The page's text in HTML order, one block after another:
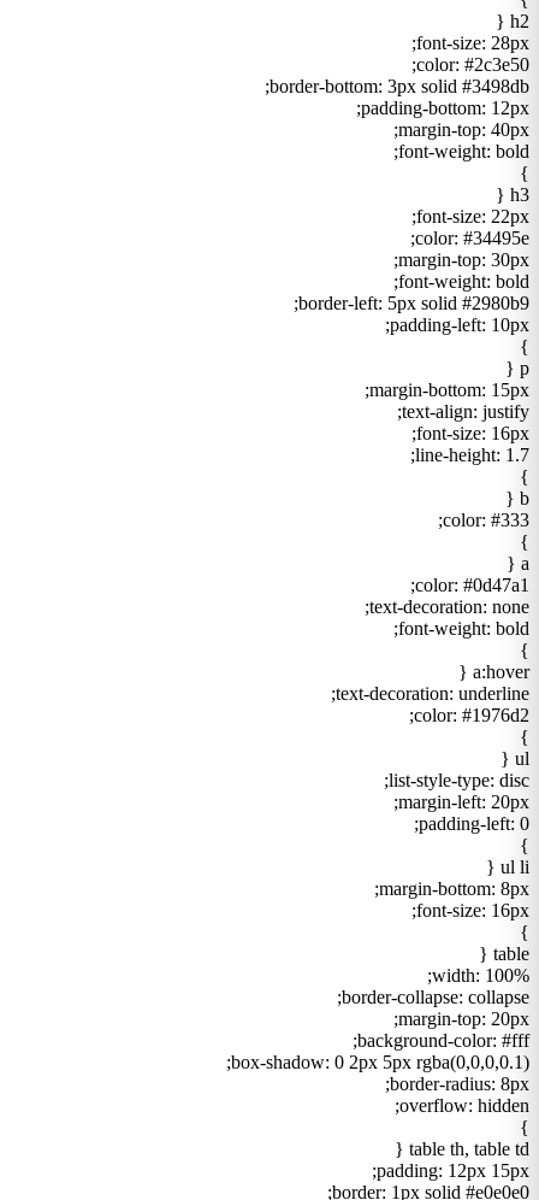
h2 {
font-size: 28px;
color: #2c3e50;
border-bottom: 3px solid #3498db;
padding-bottom: 12px;
margin-top: 40px;
font-weight: bold;
}
h3 {
font-size: 22px;
color: #34495e;
margin-top: 30px;
font-weight: bold;
border-left: 5px solid #2980b9;
padding-left: 10px;
}
p {
margin-bottom: 15px;
text-align: justify;
font-size: 16px;
line-height: 1.7;
}
b {
color: #333;
}
a {
color: #0d47a1;
text-decoration: none;
font-weight: bold;
}
a:hover {
text-decoration: underline;
color: #1976d2;
}
ul {
list-style-type: disc;
margin-left: 20px;
padding-left: 0;
}
ul li {
margin-bottom: 8px;
font-size: 16px;
}
table {
width: 100%;
border-collapse: collapse;
margin-top: 20px;
background-color: #fff;
box-shadow: 0 2px 5px rgba(0,0,0,0.1);
border-radius: 8px;
overflow: hidden;
}
table th, table td {
padding: 12px 15px;
border: 1px solid #e0e0e0;